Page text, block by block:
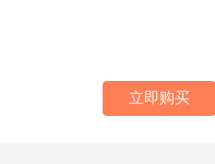
立即购买